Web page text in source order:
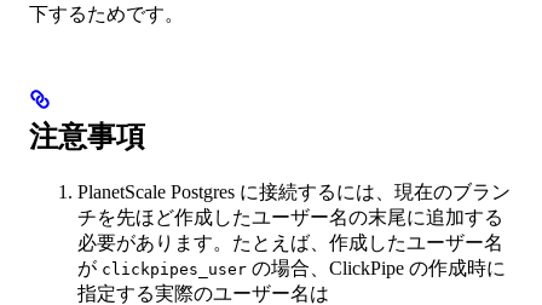
下するためです。
注意事項
PlanetScale Postgres に接続するには、現在のブラン
チを先ほど作成したユーザー名の末尾に追加する
必要があります。たとえば、作成したユーザー名
が clickpipes_user の場合、ClickPipe の作成時に
指定する実際のユーザー名は